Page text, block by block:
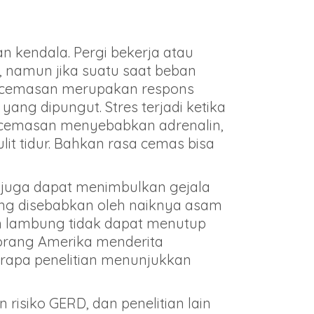
kendala. Pergi bekerja atau
jika suatu saat beban
merupakan respons
dipungut. Stres terjadi ketika
menyebabkan adrenalin,
tidur. Bahkan rasa cemas bisa
dapat menimbulkan gejala
disebabkan oleh naiknya asam
tidak dapat menutup
Amerika menderita
penelitian menunjukkan
GERD, dan penelitian lain